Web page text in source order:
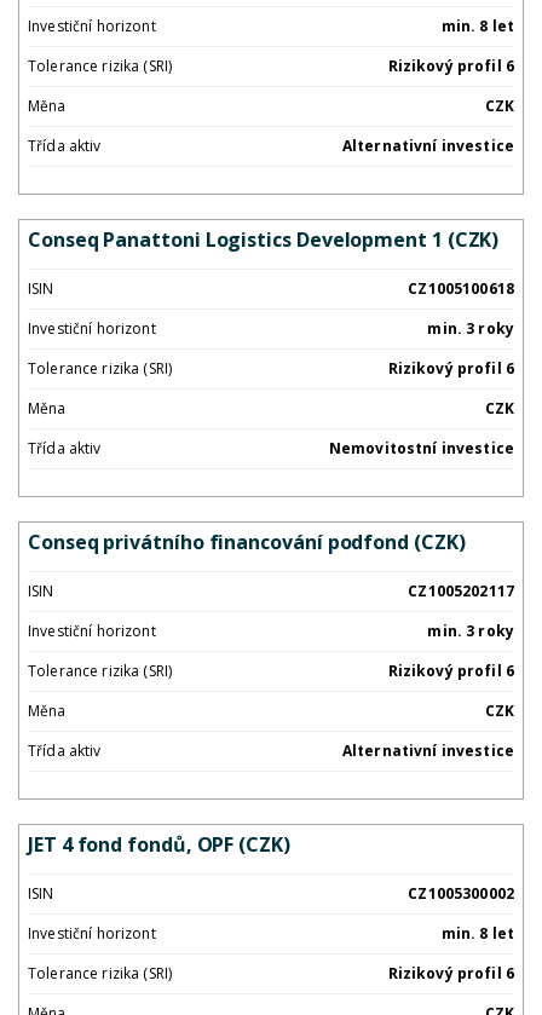
Investiční horizont
min. 8 let
Tolerance rizika (SRI)
Rizikový profil 6
Měna
CZK
Třída aktiv
Alternativní investice
Conseq Panattoni Logistics Development 1 (CZK)
ISIN
CZ1005100618
Investiční horizont
min. 3 roky
Tolerance rizika (SRI)
Rizikový profil 6
Měna
CZK
Třída aktiv
Nemovitostní investice
Conseq privátního financování podfond (CZK)
ISIN
CZ1005202117
Investiční horizont
min. 3 roky
Tolerance rizika (SRI)
Rizikový profil 6
Měna
CZK
Třída aktiv
Alternativní investice
JET 4 fond fondů, OPF (CZK)
ISIN
CZ1005300002
Investiční horizont
min. 8 let
Tolerance rizika (SRI)
Rizikový profil 6